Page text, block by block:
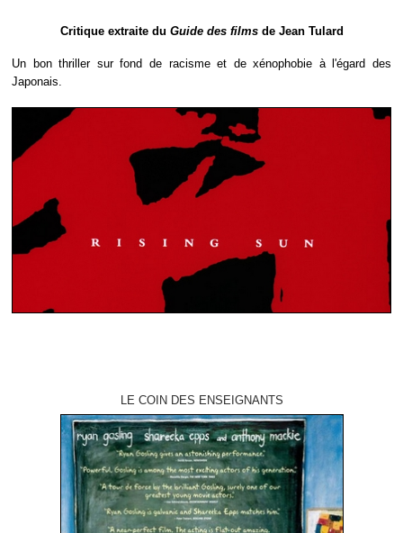
Critique extraite du Guide des filmsde Jean Tulard
Un bon thriller sur fond de racisme et de xénophobie à l'égard des
Japonais.
LE COIN DES ENSEIGNANTS